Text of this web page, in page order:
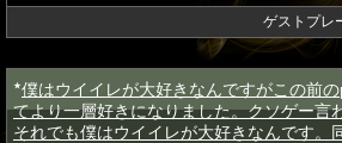
ゲストプレ
★僕はウイイレが大好きなんですがこの前
てより一層好きになりました。クソゲー言
それでも僕はウイイレが大好きなんです。